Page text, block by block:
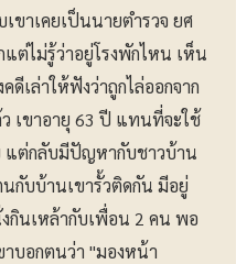
ขาเคยเป็นนายตำรวจ ยศ
แต่ไม่รู้ว่าอยู่โรงพักไหน เห็น
ดีเล่าให้ฟังว่าถูกไล่ออกจาก
เขาอายุ 63 ปี แทนที่จะใช้
แต่กลับมีปัญหากับชาวบ้าน
กับบ้านเขารั้วติดกัน มีอยู่
กินเหล้ากับเพื่อน 2 คน พอ
บอกตนว่า "มองหน้า